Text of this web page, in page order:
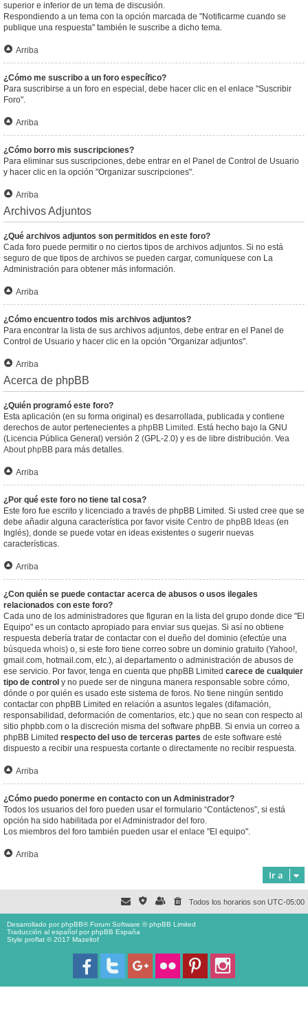
superior e inferior de un tema de discusión.
Respondiendo a un tema con la opción marcada de "Notificarme cuando se
publique una respuesta" también le suscribe a dicho tema.
Arriba
¿Cómo me suscribo a un foro específico?
Para suscribirse a un foro en especial, debe hacer clic en el enlace "Suscribir
Foro".
Arriba
¿Cómo borro mis suscripciones?
Para eliminar sus suscripciones, debe entrar en el Panel de Control de Usuario
y hacer clic en la opción "Organizar suscripciones".
Arriba
Archivos Adjuntos
¿Qué archivos adjuntos son permitidos en este foro?
Cada foro puede permitir o no ciertos tipos de archivos adjuntos. Si no está
seguro de que tipos de archivos se pueden cargar, comuníquese con La
Administración para obtener más información.
Arriba
¿Cómo encuentro todos mis archivos adjuntos?
Para encontrar la lista de sus archivos adjuntos, debe entrar en el Panel de
Control de Usuario y hacer clic en la opción "Organizar adjuntos".
Arriba
Acerca de phpBB
¿Quién programó este foro?
Esta aplicación (en su forma original) es desarrollada, publicada y contiene
derechos de autor pertenecientes a phpBB Limited . Está hecho bajo la GNU
(Licencia Pública General) versión 2 (GPL-2.0) y es de libre distribución. Vea
About phpBB para más detalles.
Arriba
¿Por qué este foro no tiene tal cosa?
Este foro fue escrito y licenciado a través de phpBB Limited. Si usted cree que se
debe añadir alguna característica por favor visite Centro de phpBB Ideas (en
Inglés), donde se puede votar en ideas existentes o sugerir nuevas
características.
Arriba
¿Con quién se puede contactar acerca de abusos o usos ilegales
relacionados con este foro?
Cada uno de los administradores que figuran en la lista del grupo donde dice "El
Equipo" es un contacto apropiado para enviar sus quejas. Si así no obtiene
respuesta debería tratar de contactar con el dueño del dominio (efectúe una
búsqueda whois) o, si este foro tiene correo sobre un dominio gratuito (Yahoo!,
gmail.com, hotmail.com, etc.), al departamento o administración de abusos de
ese servicio. Por favor, tenga en cuenta que phpBB Limited carece de cualquier
tipo de control y no puede ser de ninguna manera responsable sobre cómo,
dónde o por quién es usado este sistema de foros. No tiene ningún sentido
contactar con phpBB Limited en relación a asuntos legales (difamación,
responsabilidad, deformación de comentarios, etc.) que no sean con respecto al
sitio phpbb.com o la discreción misma del software phpBB. Si envia un correo a
phpBB Limited respecto del uso de terceras partes de este software esté
dispuesto a recibir una respuesta cortante o directamente no recibir respuesta.
Arriba
¿Cómo puedo ponerme en contacto con un Administrador?
Todos los usuarios del foro pueden usar el formulario “Contáctenos”, si está
opción ha sido habilitada por el Administrador del foro.
Los miembros del foro también pueden usar el enlace "El equipo".
Arriba
Ir a
Todos los horarios son UTC-05:00
Desarrollado porphpBB® Forum Software © phpBB Limited
Traducción al español porphpBB España
Style proflat © 2017 Mazeltof